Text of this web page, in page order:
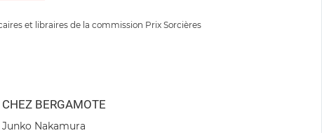
et libraires de la commission Prix Sorcières
CHEZ BERGAMOTE
Junko Nakamura